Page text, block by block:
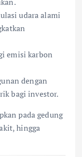
udara alami
emisi karbon
dengan
bagi investor.
pada gedung
hingga